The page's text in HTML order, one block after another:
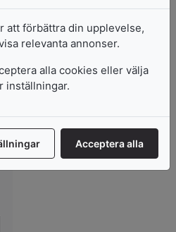
att förbättra din upplevelse,
relevanta annonser.
alla cookies eller välja
inställningar.
Acceptera alla